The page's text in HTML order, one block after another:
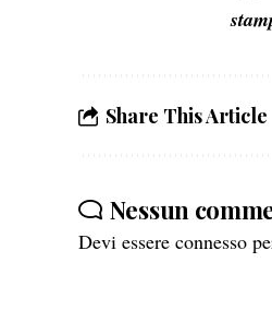
Share This Article
Nessun
Devi essere connesso